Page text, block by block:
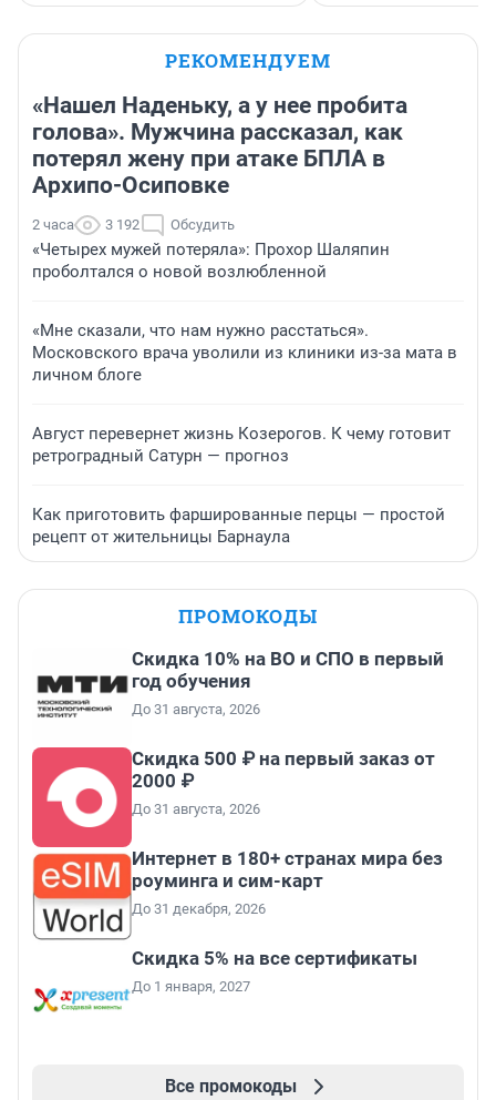
РЕКОМЕНДУЕМ
«Нашел Наденьку, а у нее пробита
голова». Мужчина рассказал, как
потерял жену при атаке БПЛА в
Архипо-Осиповке
2 часа 3 192 Обсудить
«Четырех мужей потеряла»: Прохор Шаляпин
проболтался о новой возлюбленной
«Мне сказали, что нам нужно расстаться».
Московского врача уволили из клиники из-за мата в
личном блоге
Август перевернет жизнь Козерогов. К чему готовит
ретроградный Сатурн — прогноз
Как приготовить фаршированные перцы — простой
рецепт от жительницы Барнаула
ПРОМОКОДЫ
Скидка 10% на ВО и СПО в первый
год обучения
До 31 августа, 2026
Скидка 500 ₽ на первый заказ от
2000 ₽
До 31 августа, 2026
Интернет в 180+ странах мира без
роуминга и сим-карт
До 31 декабря, 2026
Скидка 5% на все сертификаты
До 1 января, 2027
Все промокоды